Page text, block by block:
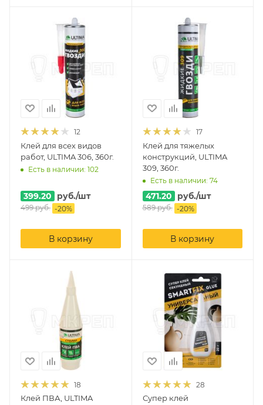
12
Клей для всех видов
работ, ULTIMA 306, 360г.
Есть в наличии: 102
399.20 руб./шт
499руб. -20%
В корзину
17
Клей для тяжелых
конструкций, ULTIMA
309, 360г.
Есть в наличии: 74
471.20 руб./шт
589руб. -20%
В корзину
18
Клей ПВА, ULTIMA
28
Супер клей